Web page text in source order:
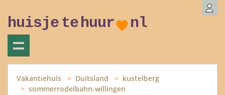
huisje tehuur nl
Vakantiehuis Duitsland
kustelberg
sommerrodelbahn-willingen